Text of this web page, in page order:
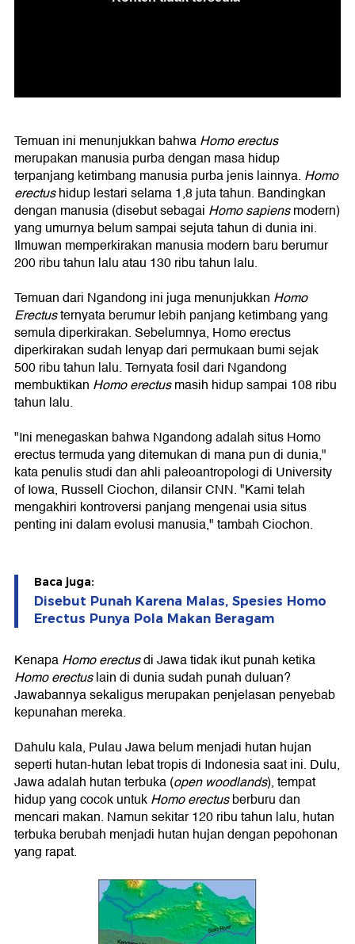
Temuan ini menunjukkan bahwaHomo erectus
merupakan manusia purba dengan masa hidup
terpanjang ketimbang manusia purba jenis lainnya. Homo
erectushidup lestari selama 1,8 juta tahun. Bandingkan
dengan manusia (disebut sebagai Homo sapiensmodern)
yang umurnya belum sampai sejuta tahun di dunia ini.
Ilmuwan memperkirakan manusia modern baru berumur
200 ribu tahun lalu atau 130 ribu tahun lalu.
Temuan dari Ngandong ini juga menunjukkan Homo
Erectusternyata berumur lebih panjang ketimbang yang
semula diperkirakan. Sebelumnya, Homo erectus
diperkirakan sudah lenyap dari permukaan bumi sejak
500 ribu tahun lalu. Ternyata fosil dari Ngandong
membuktikan Homo erectusmasih hidup sampai 108 ribu
tahun lalu.
"Ini menegaskan bahwa Ngandong adalah situs Homo
erectus termuda yang ditemukan di mana pun di dunia,"
kata penulis studi dan ahli paleoantropologi di University
of Iowa, Russell Ciochon, dilansir CNN. "Kami telah
mengakhiri kontroversi panjang mengenai usia situs
penting ini dalam evolusi manusia," tambah Ciochon.
Baca juga:
Disebut Punah Karena Malas, Spesies Homo
Erectus Punya Pola Makan Beragam
KenapaHomo erectusdi Jawa tidak ikut punah ketika
Homo erectuslain di dunia sudah punah duluan?
Jawabannya sekaligus merupakan penjelasan penyebab
kepunahan mereka.
Dahulu kala, Pulau Jawa belum menjadi hutan hujan
seperti hutan-hutan lebat tropis di Indonesia saat ini. Dulu,
Jawa adalah hutan terbuka (open woodlands), tempat
hidup yang cocok untukHomo erectusberburu dan
mencari makan. Namun sekitar 120 ribu tahun lalu, hutan
terbuka berubah menjadi hutan hujan dengan pepohonan
yang rapat.